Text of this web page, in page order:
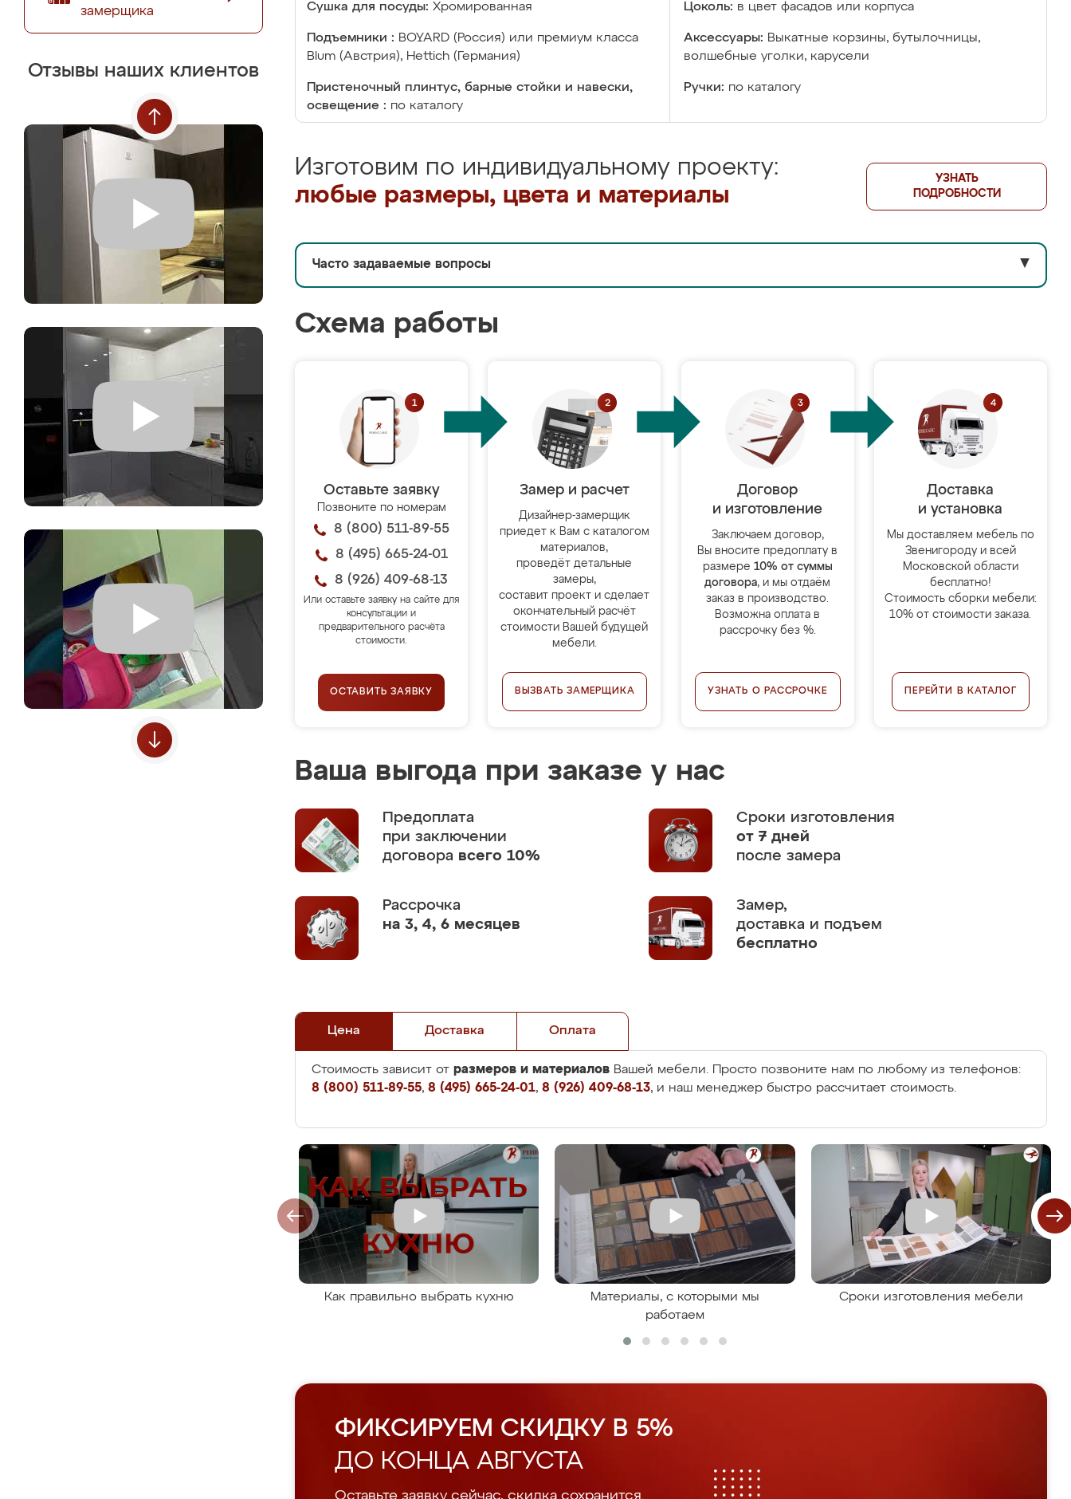
замерщика
Отзывы наших клиентов
Сушка для посуды: Хромированная Цоколь: в цвет фасадов или корпуса
Подъемники : BOYARD (Россия) или премиум класса
Blum (Австрия), Hettich (Германия)
Аксессуары: Выкатные корзины, бутылочницы,
волшебные уголки, карусели
Пристеночный плинтус, барные стойки и навески,
освещение : по каталогу
Ручки: по каталогу
Изготовим по индивидуальному проекту:
любые размеры, цвета и материалы
УЗНАТЬ
ПОДРОБНОСТИ
Часто задаваемые вопросы ▼
Схема работы
Оставьте заявку
Позвоните по номерам
8 (800) 511-89-55
8 (495) 665-24-01
8 (926) 409-68-13
Или оставьте заявку на сайте для
консультации и
предварительного расчёта
стоимости.
ОСТАВИТЬ ЗАЯВКУ
Замер и расчет
Дизайнер-замерщик
приедет к Вам с каталогом
материалов,
проведёт детальные
замеры,
составит проект и сделает
окончательный расчёт
стоимости Вашей будущей
мебели.
ВЫЗВАТЬ ЗАМЕРЩИКА
Договор
и изготовление
Заключаем договор,
Вы вносите предоплату в
размере 10% от суммы
договора, и мы отдаём
заказ в производство.
Возможна оплата в
рассрочку без %.
УЗНАТЬ О РАССРОЧКЕ
Доставка
и установка
Мы доставляем мебель по
Звенигороду и всей
Московской области
бесплатно!
Стоимость сборки мебели:
10% от стоимости заказа.
ПЕРЕЙТИ В КАТАЛОГ
Ваша выгода при заказе у нас
Предоплата
при заключении
договора всего 10%
Сроки изготовления
от 7 дней
после замера
Рассрочка
на 3, 4, 6 месяцев
Замер,
доставка и подъем
бесплатно
Цена Доставка Оплата
Стоимость зависит от размеров и материалов Вашей мебели. Просто позвоните нам по любому из телефонов:
8 (800) 511-89-55, 8 (495) 665-24-01, 8 (926) 409-68-13, и наш менеджер быстро рассчитает стоимость.
Как правильно выбрать кухню
Материалы, с которыми мы
работаем
Сроки изготовления мебели
ФИКСИРУЕМ СКИДКУ В 5%
ДО КОНЦА АВГУСТА
Оставьте заявку сейчас, скидка сохранится.